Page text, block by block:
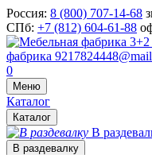
Россия: 8 (800) 707-14-68
СПб: +7 (812) 604-61-88
фабрика
0
Меню
Каталог
Каталог
В
В раздевалку